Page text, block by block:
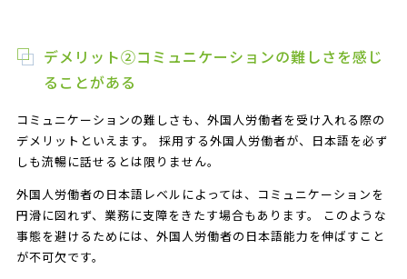
デメリット②コミュニケーションの難しさを感じ
ることがある
コミュニケーションの難しさも、外国人労働者を受け入れる際の
デメリットといえます。 採用する外国人労働者が、日本語を必ず
しも流暢に話せるとは限りません。
外国人労働者の日本語レベルによっては、コミュニケーションを
円滑に図れず、業務に支障をきたす場合もあります。 このような
事態を避けるためには、外国人労働者の日本語能力を伸ばすこと
が不可欠です。